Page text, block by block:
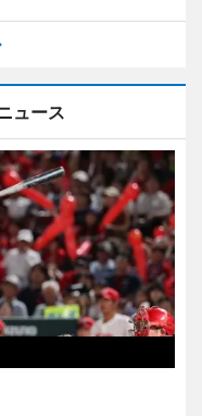
ュース